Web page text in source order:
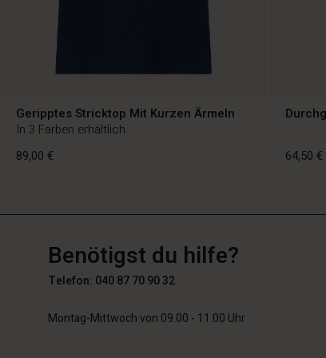
Geripptes Stricktop Mit Kurzen Ärmeln
In 3 Farben erhältlich
89,00 €
64,50 €
Benötigst du hilfe?
Telefon: 040 87 70 90 32
Montag-Mittwoch von 09.00 - 11.00 Uhr